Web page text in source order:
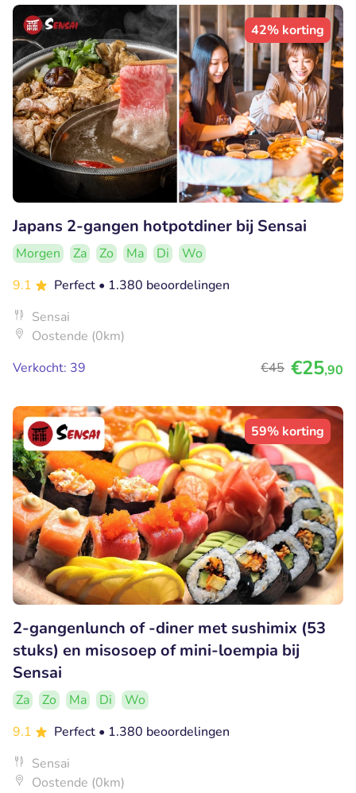
42% korting
Japans 2-gangen hotpotdiner bij Sensai
Morgen Za Zo Ma Di
Wo
9.1
Perfect • 1.380 beoordelingen
Sensai
Oostende (0km)
Verkocht: 39
€45 €25,90
59% korting
2-gangenlunch of -diner met sushimix (53
stuks) en misosoep of mini-loempia bij
Sensai
Za Zo Ma Di
Wo
9.1
Perfect • 1.380 beoordelingen
Sensai
Oostende (0km)